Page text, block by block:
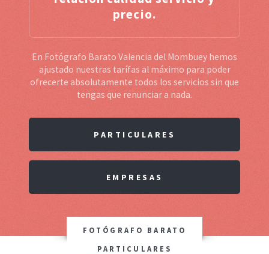
precio.
En Fotógrafo Barato Valencia del Mombuey hemos
ajustado nuestras tarífas al máximo para poder
ofrecerte absolutamente todos los servicios sin que
tengas que renunciar a nada.
PARTICULARES
EMPRESAS
FOTÓGRAFO BARATO
PARTICULARES